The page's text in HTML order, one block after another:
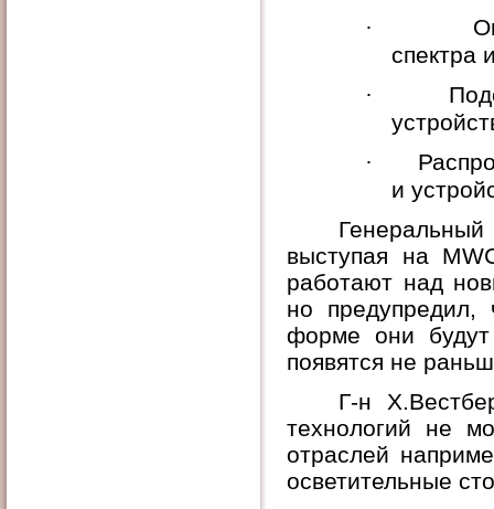
·
спектра
·
·
и
выступая на
работают над
но
форме они будут
появятся не
Г-н
технологий не
отраслей
осветительные